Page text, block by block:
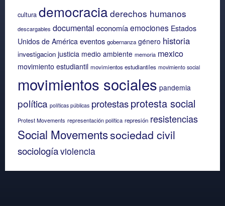
cultura democracia derechos humanos
descargables documental economíaemociones Estados
Unidos de América eventos gobernanza género historia
investigacion justicia medio ambiente memoria mexico
movimiento estudiantil movimientos estudiantiles movimiento social
movimientos sociales pandemia
política políticas públicas protestasprotesta social
Protest Movements representación política represión resistencias
Social Movementssociedad civil
sociologíaviolencia